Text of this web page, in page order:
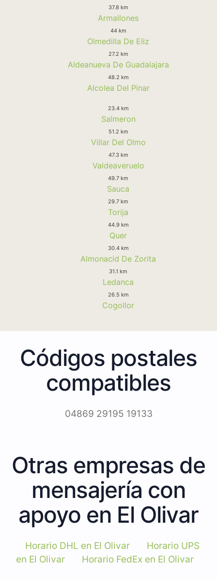
37.8 km
Armallones
44 km
Olmedilla De Eliz
27.2 km
Aldeanueva De Guadalajara
48.2 km
Alcolea Del Pinar
23.4 km
Salmeron
51.2 km
Villar Del Olmo
47.3 km
Valdeaveruelo
49.7 km
Sauca
29.7 km
Torija
44.9 km
Quer
30.4 km
Almonacid De Zorita
31.1 km
Ledanca
26.5 km
Cogollor
Códigos postales
compatibles
04869 29195 19133
Otras empresas de
mensajería con
apoyo en El Olivar
Horario DHL en El Olivar
Horario UPS
en El Olivar
Horario FedEx en El Olivar